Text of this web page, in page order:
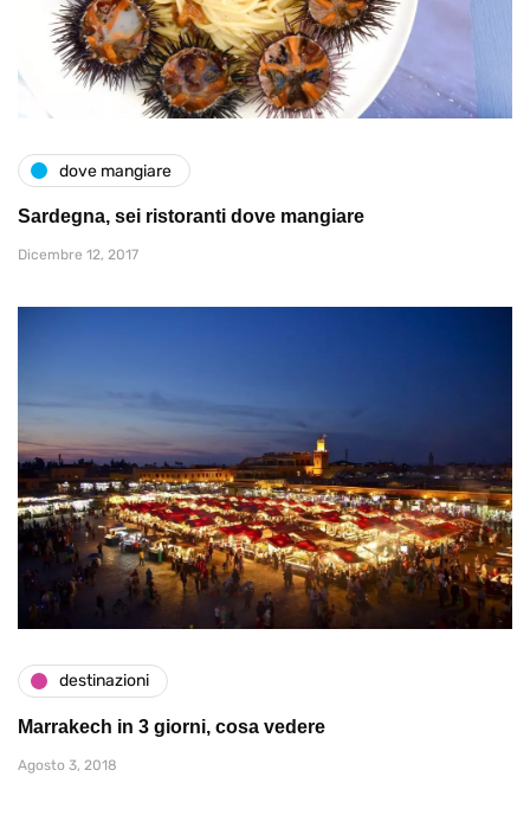
dove mangiare
Sardegna, sei ristoranti dove mangiare
Dicembre 12, 2017
destinazioni
Marrakech in 3 giorni, cosa vedere
Agosto 3, 2018